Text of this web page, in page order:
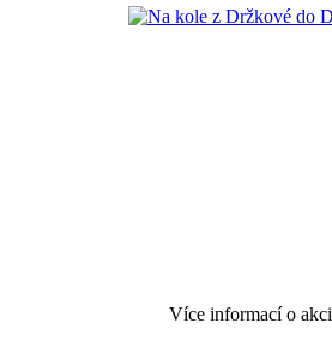
Více informací o akci